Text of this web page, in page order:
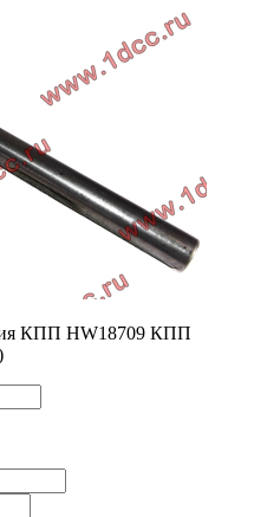
КПП HW18709 КПП